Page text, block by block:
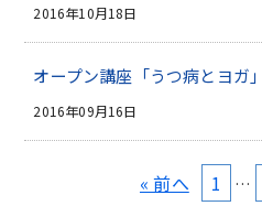
2016年10月18日
オープン講座「うつ病とヨガ」
2016年09月16日
« 前へ 1 …